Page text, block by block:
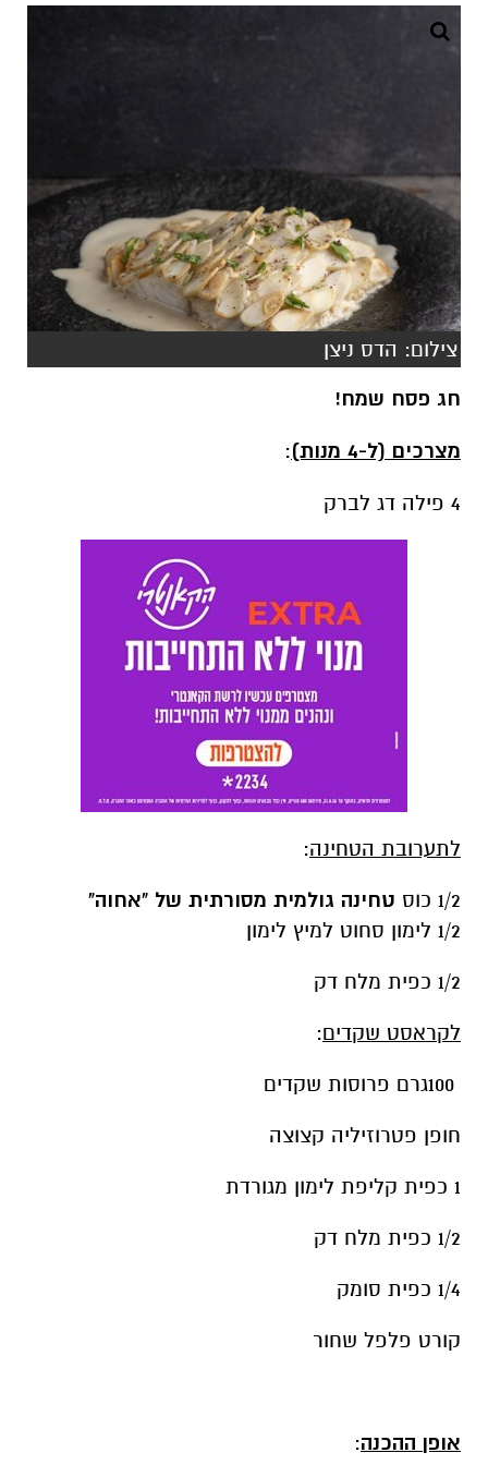
צילום: הדס ניצן
חג פסח שמח!
מצרכים (ל-4 מנות)
:
4 פילה דג לברק
לתערובת הטחינה:
1/2 כוס טחינה גולמית מסורתית של "אחוה"
1/2 לימון סחוט למיץ לימון
1/2 כפית מלח דק
לקראסט שקדים:
חופן פטרוזיליה קצוצה
1 כפית קליפת לימון מגורדת
1/2 כפית מלח דק
1/4 כפית סומק
קורט פלפל שחור
אופן ההכנה: